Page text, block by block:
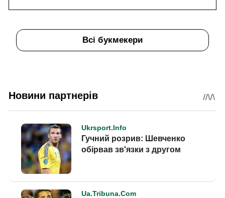
Всі букмекери